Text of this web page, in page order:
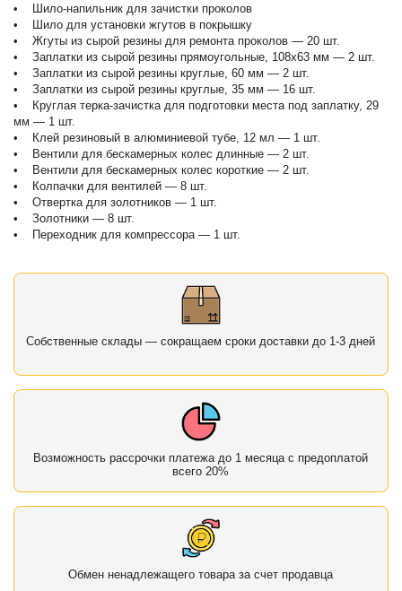
• Шило-напильник для зачистки проколов
• Шило для установки жгутов в покрышку
• Жгуты из сырой резины для ремонта проколов — 20 шт.
• Заплатки из сырой резины прямоугольные, 108х63 мм — 2 шт.
• Заплатки из сырой резины круглые, 60 мм — 2 шт.
• Заплатки из сырой резины круглые, 35 мм — 16 шт.
• Круглая терка-зачистка для подготовки места под заплатку, 29
мм — 1 шт.
• Клей резиновый в алюминиевой тубе, 12 мл — 1 шт.
• Вентили для бескамерных колес длинные — 2 шт.
• Вентили для бескамерных колес короткие — 2 шт.
• Колпачки для вентилей — 8 шт.
• Отвертка для золотников — 1 шт.
• Золотники — 8 шт.
• Переходник для компрессора — 1 шт.
Собственные склады — сокращаем сроки доставки до 1-3 дней
Возможность рассрочки платежа до 1 месяца с предоплатой
всего 20%
Обмен ненадлежащего товара за счет продавца